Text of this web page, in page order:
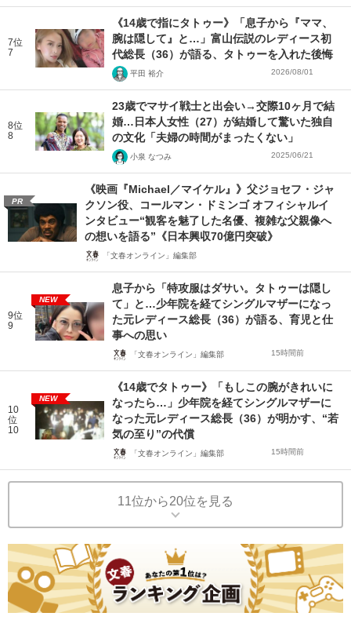
7位
7
《14歳で指にタトゥー》「息子から『ママ、
腕は隠して』と…」富山伝説のレディース初
代総長（36）が語る、タトゥーを入れた後悔
平田 裕介 2026/08/01
8位
8
23歳でマサイ戦士と出会い→交際10ヶ月で結
婚…日本人女性（27）が結婚して驚いた独自
の文化「夫婦の時間がまったくない」
小泉 なつみ 2025/06/21
PR
《映画『Michael／マイケル』》父ジョセフ・ジャ
クソン役、コールマン・ドミンゴ オフィシャルイ
ンタビュー“観客を魅了した名優、複雑な父親像へ
の想いを語る”《日本興収70億円突破》
「文春オンライン」編集部
9位
9
NEW
息子から「特攻服はダサい。タトゥーは隠し
て」と…少年院を経てシングルマザーになっ
た元レディース総長（36）が語る、育児と仕
事への思い
「文春オンライン」編集部 15時間前
10
位
10
NEW
《14歳でタトゥー》「もしこの腕がきれいに
なったら…」少年院を経てシングルマザーに
なった元レディース総長（36）が明かす、“若
気の至り”の代償
「文春オンライン」編集部 15時間前
11位から20位を見る